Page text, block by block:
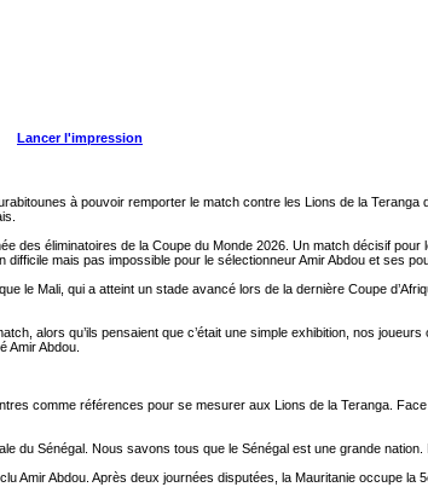
Lancer l'impression
à pouvoir remporter le match contre les Lions de la
des éliminatoires de la Coupe du Monde 2026. Un match décisif
mais pas impossible pour le sélectionneur Amir Abdou et ses
le Mali, qui a atteint un stade avancé lors de la dernière Coupe
alors qu’ils pensaient que c’était une simple exhibition, nos
Amir Abdou.
comme références pour se mesurer aux Lions de la Teranga.
du Sénégal. Nous savons tous que le Sénégal est une grande
Abdou. Après deux journées disputées, la Mauritanie occupe la